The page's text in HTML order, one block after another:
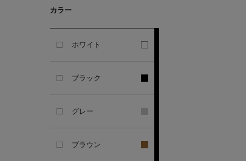
ANCELLM
ANCIENT GREEK
カラー
ホワイト
ブラック
グレー
ブラウン